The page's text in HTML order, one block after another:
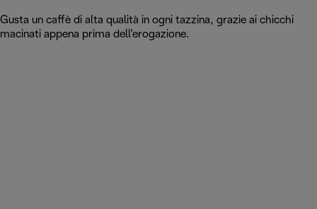
Gusta un caffè di alta qualità in ogni tazzina, grazie ai chicchi
macinati appena prima dell'erogazione.